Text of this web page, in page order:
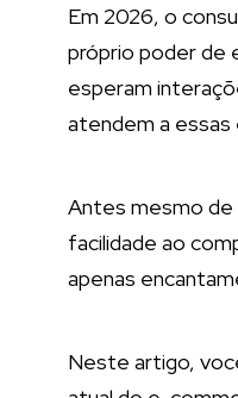
Em 2026, o
próprio poder de
esperam
atendem a
Antes mesmo de
facilidade ao
apenas
Neste artigo,